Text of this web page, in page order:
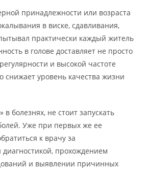
принадлежности или возраста
в виске, сдавливания,
практически каждый житель
в голове доставляет не просто
и высокой частоте
снижает уровень качества жизни
в болезнях, не стоит запускать
Уже при первых же ее
к врачу за
прохождением
и выявлении причинных